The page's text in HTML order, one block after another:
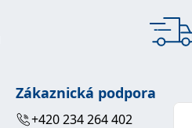
Zákaznická podpora
+420 234 264 402